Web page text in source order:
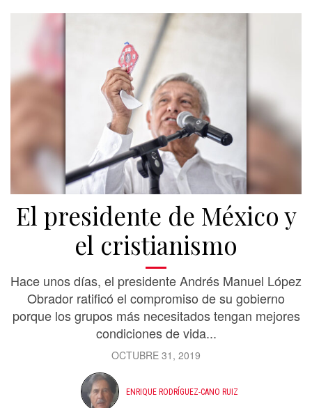
El presidente de México y
el cristianismo
Hace unos días, el presidente Andrés Manuel López
Obrador ratificó el compromiso de su gobierno
porque los grupos más necesitados tengan mejores
condiciones de vida...
OCTUBRE 31, 2019
ENRIQUE RODRÍGUEZ-CANO RUIZ